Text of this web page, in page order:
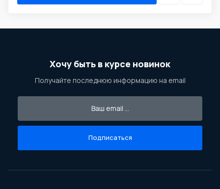
Хочу быть в курсе новинок
Получайте последнюю информацию на email
Подписаться